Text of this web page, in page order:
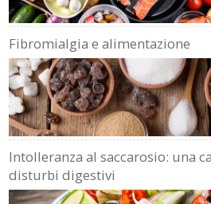
Fibromialgia e alimentazione
Intolleranza al saccarosio: una
disturbi digestivi